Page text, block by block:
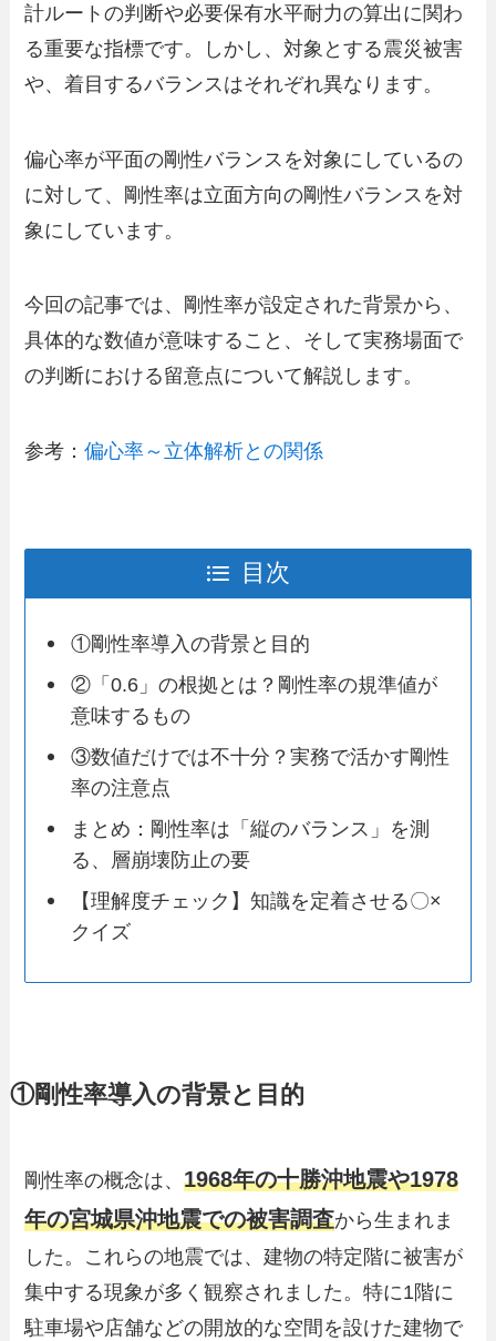
計ルートの判断や必要保有水平耐力の算出に関わ
る重要な指標です。しかし、対象とする震災被害
や、着目するバランスはそれぞれ異なります。
偏心率が平面の剛性バランスを対象にしているの
に対して、剛性率は立面方向の剛性バランスを対
象にしています。
今回の記事では、剛性率が設定された背景から、
具体的な数値が意味すること、そして実務場面で
の判断における留意点について解説します。
参考：偏心率～立体解析との関係
目次
①剛性率導入の背景と目的
②「0.6」の根拠とは？剛性率の規準値が
意味するもの
③数値だけでは不十分？実務で活かす剛性
率の注意点
まとめ：剛性率は「縦のバランス」を測
る、層崩壊防止の要
【理解度チェック】知識を定着させる〇×
クイズ
①剛性率導入の背景と目的
剛性率の概念は、1968年の十勝沖地震や1978
年の宮城県沖地震での被害調査から生まれま
した。これらの地震では、建物の特定階に被害が
集中する現象が多く観察されました。特に1階に
駐車場や店舗などの開放的な空間を設けた建物で